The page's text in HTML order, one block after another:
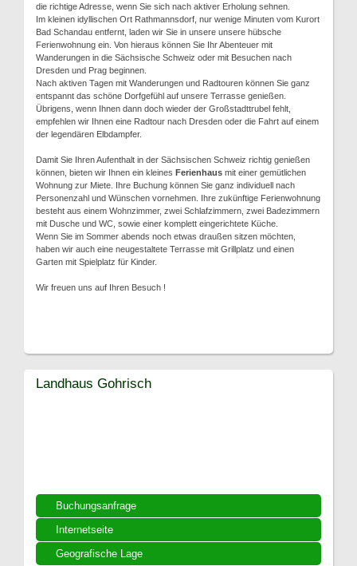
die richtige Adresse, wenn Sie sich nach aktiver Erholung sehnen.
Im kleinen idyllischen Ort Rathmannsdorf, nur wenige Minuten vom Kurort
Bad Schandau entfernt, laden wir Sie in unsere unsere hübsche
Ferienwohnung ein. Von hieraus können Sie Ihr Abenteuer mit
Wanderungen in die Sächsische Schweiz oder mit Besuchen nach
Dresden und Prag beginnen.
Nach aktiven Tagen mit Wanderungen und Radtouren können Sie ganz
entspannt das schöne Dorfgefühl auf unsere Terrasse genießen.
Übrigens, wenn Ihnen dann doch wieder der Großstadttrubel fehlt,
empfehlen wir Ihnen eine Radtour nach Dresden oder die Fahrt auf einem
der legendären Elbdampfer.
Damit Sie Ihren Aufenthalt in der Sächsischen Schweiz richtig genießen
können, bieten wir Ihnen ein kleines Ferienhaus mit einer gemütlichen
Wohnung zur Miete. Ihre Buchung können Sie ganz individuell nach
Personenzahl und Wünschen vornehmen. Ihre zukünftige Ferienwohnung
besteht aus einem Wohnzimmer, zwei Schlafzimmern, zwei Badezimmern
mit Dusche und WC, sowie einer komplett eingerichtete Küche.
Wenn Sie im Sommer abends noch etwas draußen sitzen möchten,
haben wir auch eine neugestaltete Terrasse mit Grillplatz und einen
Garten mit Spielplatz für Kinder.
Wir freuen uns auf Ihren Besuch !
Buchungsanfrage
Internetseite
Geografische Lage
Landhaus Gohrisch